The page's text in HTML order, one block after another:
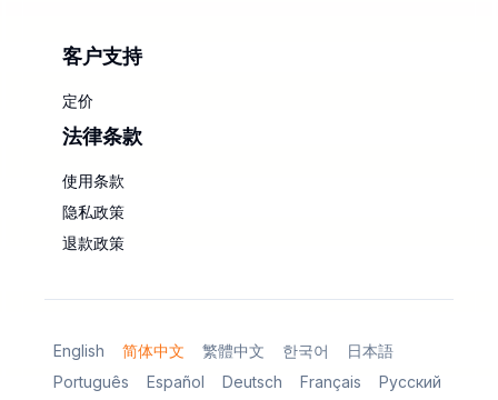
客户支持
定价
法律条款
使用条款
隐私政策
退款政策
English 简体中文 繁體中文 한국어
日本語
Português
Español Deutsch Français Русский